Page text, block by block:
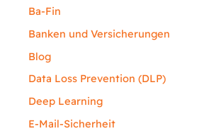
Ba-Fin
Banken und Versicherungen
Blog
Data Loss Prevention (DLP)
Deep Learning
E-Mail-Sicherheit